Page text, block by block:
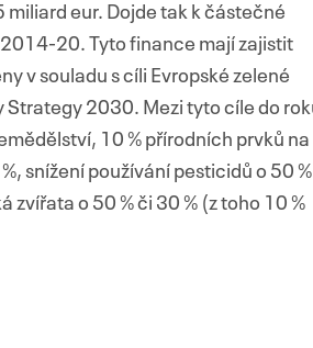
miliard eur. Dojde tak k částečné
20. Tyto finance mají zajistit
v souladu s cíli Evropské zelené
Strategy 2030. Mezi tyto cíle do
10 % přírodních prvků na
snížení používání pesticidů o 50
o 50 % či 30 % (z toho 10 %